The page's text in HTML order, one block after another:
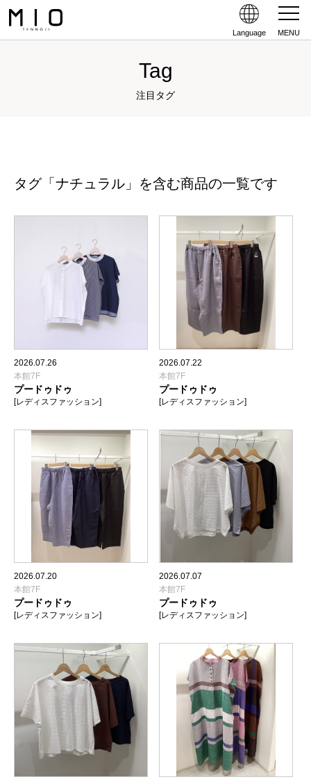
Language MENU
Tag
注目タグ
タグ「ナチュラル」を含む商品の一覧です
2026.07.26
本館7F
プードゥドゥ
[レディスファッション]
2026.07.22
本館7F
プードゥドゥ
[レディスファッション]
2026.07.20
本館7F
プードゥドゥ
[レディスファッション]
2026.07.07
本館7F
プードゥドゥ
[レディスファッション]